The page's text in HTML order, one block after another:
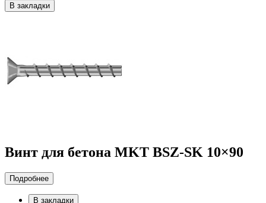
В закладки
Винт для бетона MKT BSZ-SK 10×90
Подробнее
В закладки